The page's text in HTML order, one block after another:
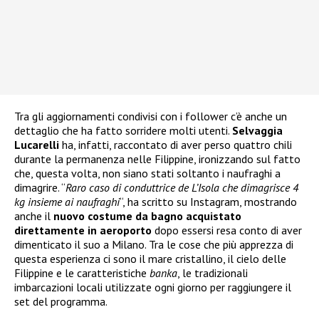
Tra gli aggiornamenti condivisi con i follower c’è anche un
dettaglio che ha fatto sorridere molti utenti. Selvaggia
Lucarelli ha, infatti, raccontato di aver perso quattro chili
durante la permanenza nelle Filippine, ironizzando sul fatto
che, questa volta, non siano stati soltanto i naufraghi a
dimagrire. “Raro caso di conduttrice de L’Isola che dimagrisce 4
kg insieme ai naufraghi“, ha scritto su Instagram, mostrando
anche il nuovo costume da bagno acquistato
direttamente in aeroporto dopo essersi resa conto di aver
dimenticato il suo a Milano. Tra le cose che più apprezza di
questa esperienza ci sono il mare cristallino, il cielo delle
Filippine e le caratteristiche banka, le tradizionali
imbarcazioni locali utilizzate ogni giorno per raggiungere il
set del programma.